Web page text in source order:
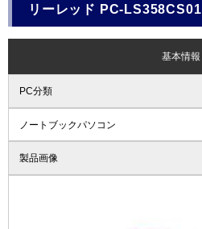
リーレッド PC-
基本情報
PC分類
ノートブックパソコン
製品画像